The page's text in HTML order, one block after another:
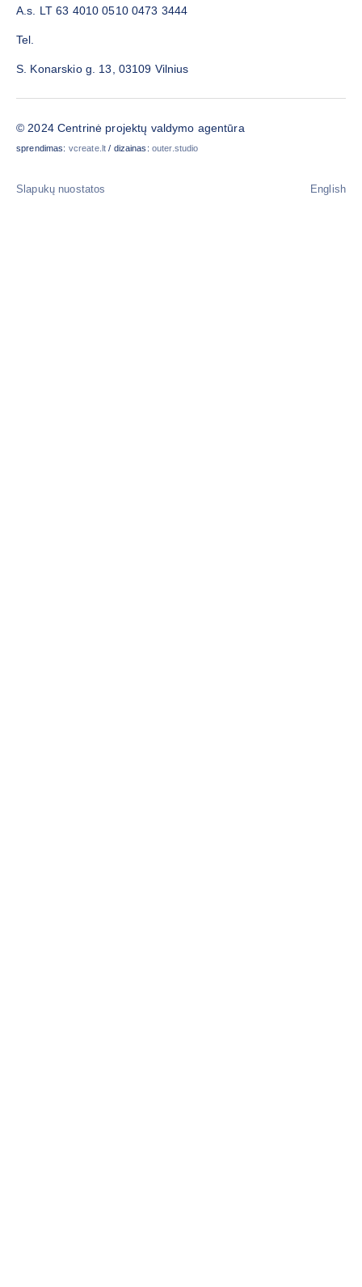
A.s. LT 63 4010 0510 0473 3444
Tel.
S. Konarskio g. 13, 03109 Vilnius
© 2024 Centrinė projektų valdymo agentūra
sprendimas: vcreate.lt / dizainas: outer.studio
Slapukų nuostatos English